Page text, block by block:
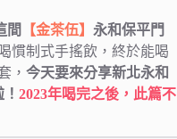
間 【金茶伍】 永和保平門
慣制式手搖飲，終於能喝
， 今天要來分享新北永和
2023年喝完之後，此篇不